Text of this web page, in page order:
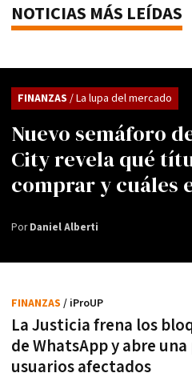
NOTICIAS MÁS LEÍDAS
Nuevo semáforo
City revela qué
comprar y cuáles
FINANZAS / La lupa del mercado
PorDaniel Alberti
La Justicia frena los
de WhatsApp y abre
usuarios afectados
FINANZAS / iProUP